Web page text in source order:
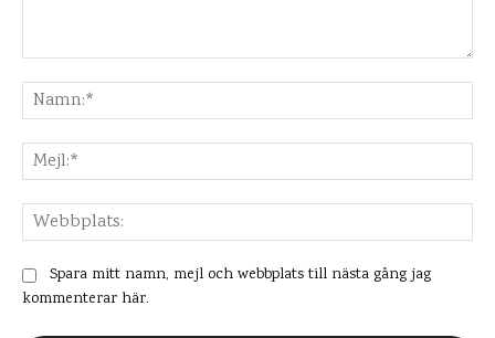
Spara mitt namn, mejl och webbplats till nästa gång jag
kommenterar här.